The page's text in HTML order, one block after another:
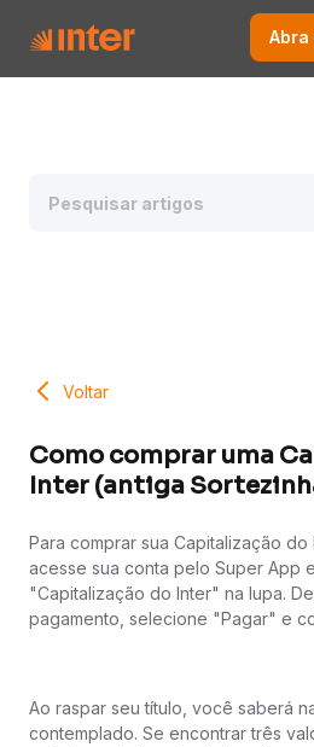
Voltar
Como comprar uma
Inter (antiga
Para comprar sua Capitalização
acesse sua conta pelo Super App
"Capitalização do Inter" na lupa.
pagamento, selecione "Pagar" e
Ao raspar seu título, você saberá
contemplado. Se encontrar três